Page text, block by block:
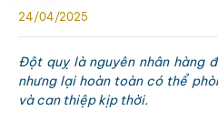
24/04/2025
Đột quỵ là nguyên nhân hàng
nhưng lại hoàn toàn có thể
và can thiệp kịp thời.